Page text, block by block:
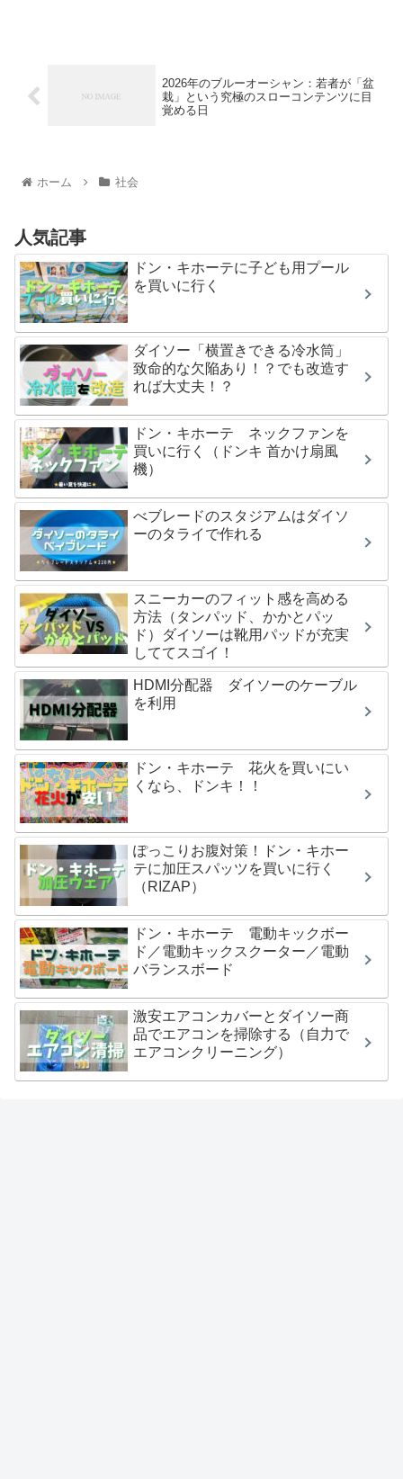
2026年のブルーオーシャン：若者が「盆
栽」という究極のスローコンテンツに目
覚める日
ホーム 社会
人気記事
ドン・キホーテに子ども用プール
を買いに行く
ダイソー「横置きできる冷水筒」
致命的な欠陥あり！？でも改造す
れば大丈夫！？
ドン・キホーテ ネックファンを
買いに行く（ドンキ 首かけ扇風
機）
べブレードのスタジアムはダイソ
ーのタライで作れる
スニーカーのフィット感を高める
方法（タンパッド、かかとパッ
ド）ダイソーは靴用パッドが充実
しててスゴイ！
HDMI分配器 ダイソーのケーブル
を利用
ドン・キホーテ 花火を買いにい
くなら、ドンキ！！
ぽっこりお腹対策！ドン・キホー
テに加圧スパッツを買いに行く
（RIZAP）
ドン・キホーテ 電動キックボー
ド／電動キックスクーター／電動
バランスボード
激安エアコンカバーとダイソー商
品でエアコンを掃除する（自力で
エアコンクリーニング）